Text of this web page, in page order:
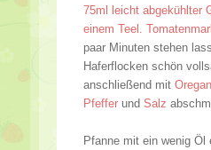
75ml leicht abgekühlter
einem Teel.
paar Minuten stehen
Haferflocken schön
anschließend mit
Pfeffer und Salz
Pfanne mit ein wenig Öl